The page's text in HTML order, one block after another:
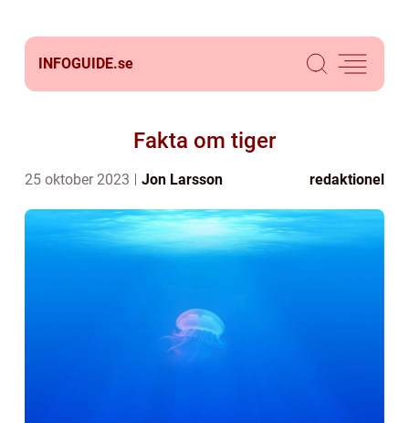
INFOGUIDE.se
Fakta om tiger
25 oktober 2023 Jon Larsson redaktionel